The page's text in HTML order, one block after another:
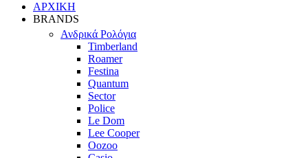
ΑΡΧΙΚΗ
BRANDS
Ανδρικά Ρολόγια
Timberland
Roamer
Festina
Quantum
Sector
Police
Le Dom
Lee Cooper
Oozoo